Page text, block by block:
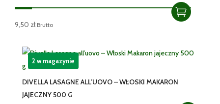
9,50 zł Brutto
DIVELLA LASAGNE ALL’UOVO – WŁOSKI MAKARON
JAJECZNY 500 G
2 w magazynie